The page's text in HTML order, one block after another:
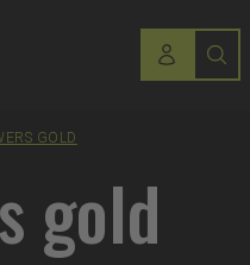
GOLD
gold